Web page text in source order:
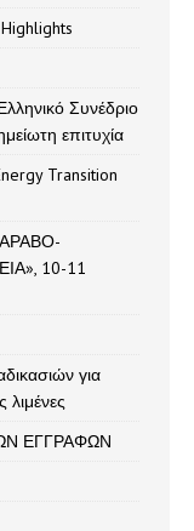
Συνέδριο
επιτυχία
Transition
10-11
για
λιμένες
ΕΓΓΡΑΦΩΝ